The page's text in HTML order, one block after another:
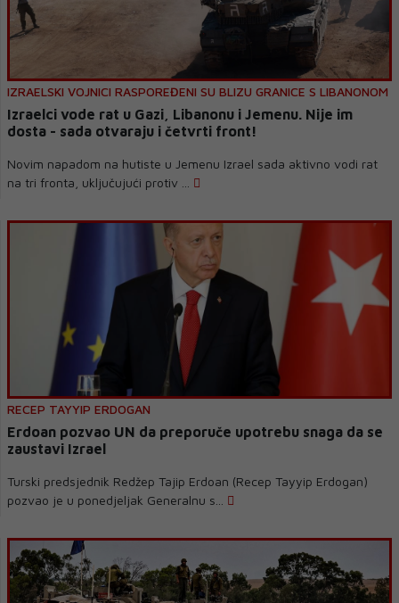
IZRAELSKI VOJNICI RASPOREĐENI SU BLIZU GRANICE S LIBANONOM
Izraelci vode rat u Gazi, Libanonu i Jemenu. Nije im
dosta - sada otvaraju i četvrti front!
Novim napadom na hutiste u Jemenu Izrael sada aktivno vodi rat
na tri fronta, uključujući protiv ...
RECEP TAYYIP ERDOGAN
Erdoan pozvao UN da preporuče upotrebu snaga da se
zaustavi Izrael
Turski predsjednik Redžep Tajip Erdoan (Recep Tayyip Erdogan)
pozvao je u ponedjeljak Generalnu s...